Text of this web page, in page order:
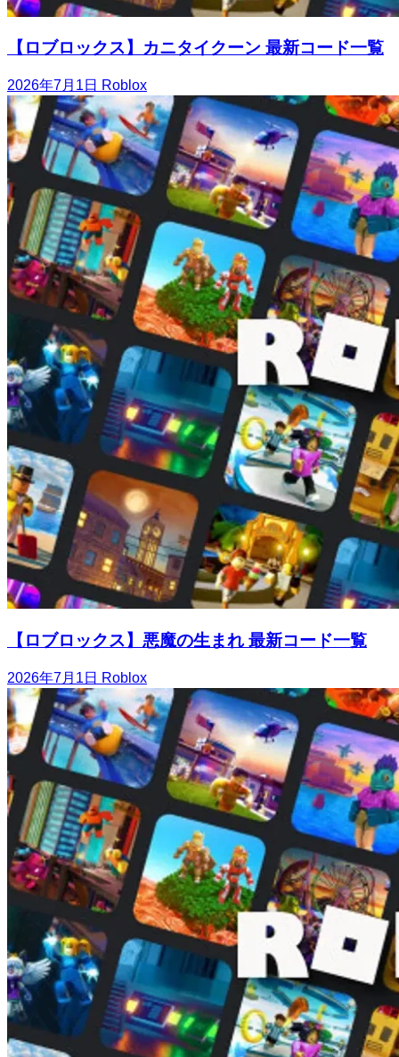
【ロブロックス】カニタイクーン 最新コード一覧
2026年7月1日 Roblox
【ロブロックス】悪魔の生まれ 最新コード一覧
2026年7月1日 Roblox